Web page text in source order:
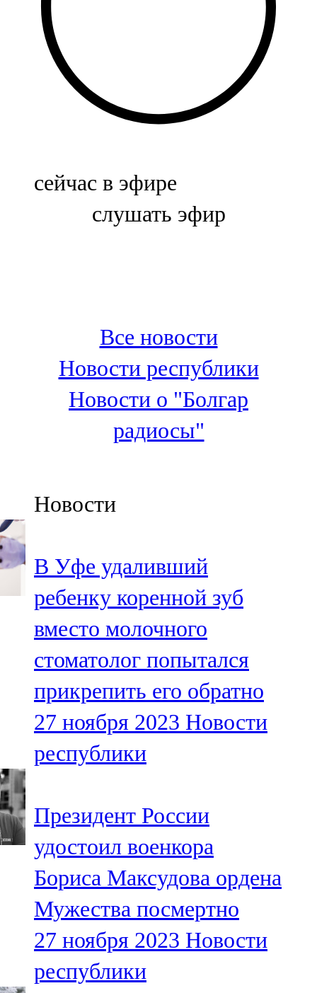
104,9 FM
Баулы
107,5 FM
Биләр
Болгар
100,3 FM
Зәй
106,6 FM
Кадыбаш
105,2 FM
91,5 FM
106,1 FM
Кама тамагы
71,51 FM
Кукмара
107,9 FM
Лениногорский
102,1 FM
106,2 FM
Минзәлә
107,3 FM
Мөслим
100,0 FM
Нурлат
сейчас в эфире
слушать эфир
Все новости
Новости республики
Новости о "Болгар
радиосы"
Новости
В Уфе удаливший
ребенку коренной зуб
вместо молочного
стоматолог попытался
прикрепить его обратно
27 ноября 2023 Новости
республики
Президент России
удостоил военкора
Бориса Максудова ордена
Мужества посмертно
27 ноября 2023 Новости
республики